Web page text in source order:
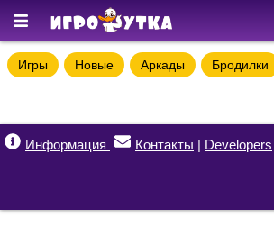
Игры Новые Аркады Бродилки
Информация Контакты | Developers